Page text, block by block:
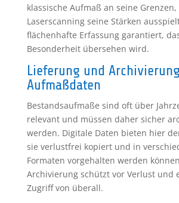
klassische Aufmaß an seine
Laserscanning seine Stärken
flächenhafte Erfassung garantiert,
Besonderheit übersehen wird.
Lieferung und
Aufmaßdaten
Bestandsaufmaße sind oft über
relevant und müssen daher sicher
werden. Digitale Daten bieten hier
sie verlustfrei kopiert und in
Formaten vorgehalten werden
Archivierung schützt vor Verlust und
Zugriff von überall.